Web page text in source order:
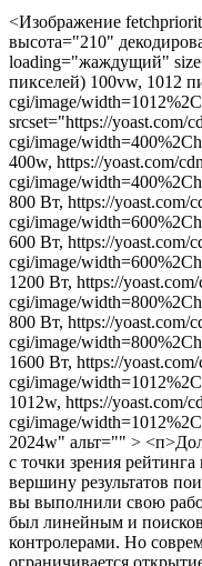
<Изображение
высота="210"
loading="жаждущий"
пикселей) 100vw, 1012
cgi/image/
srcset="https://yoast.com/
cgi/image/
400w, https://yoast.com/
cgi/image/
800 Вт, https://yoast.com/
cgi/image/
600 Вт, https://yoast.com/
cgi/image/
1200 Вт, https://
cgi/image/
800 Вт, https://yoast.com/
cgi/image/
1600 Вт, https://
cgi/image/
1012w, https://yoast.com/
cgi/image/
2024w" альт="" >
с точки зрения
вершину результатов
вы выполнили свою
был линейным и
контролерами. Но
ограничивается